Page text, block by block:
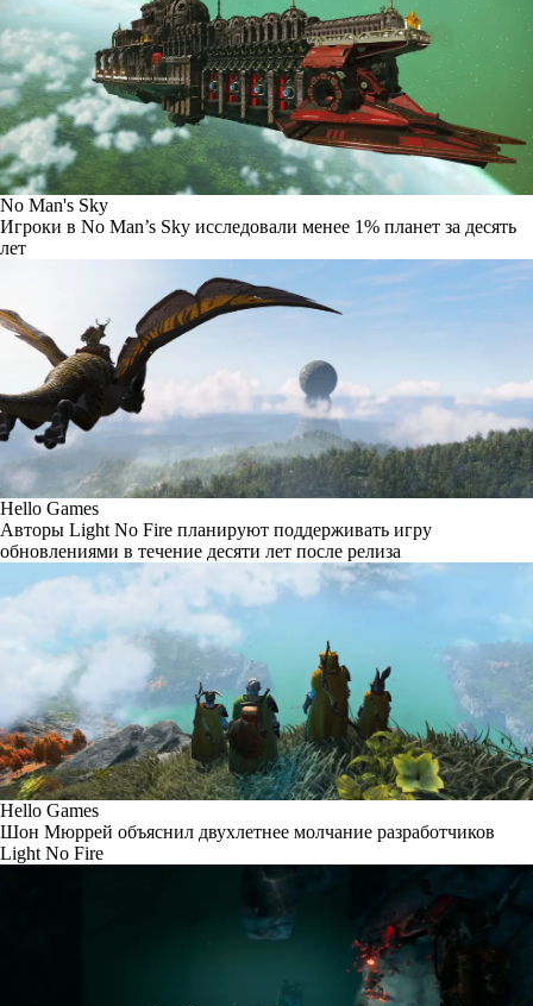
No Man's Sky
Игроки в No Man’s Sky исследовали менее 1% планет за десять
лет
Hello Games
Авторы Light No Fire планируют поддерживать игру
обновлениями в течение десяти лет после релиза
Hello Games
Шон Мюррей объяснил двухлетнее молчание разработчиков
Light No Fire